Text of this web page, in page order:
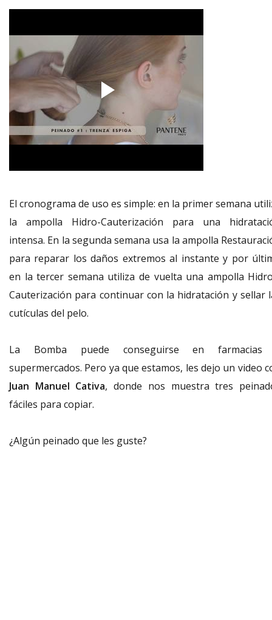
El cronograma de uso es simple: en la primer semana
la ampolla Hidro-Cauterización para una
intensa. En la segunda semana usa la ampolla
para reparar los daños extremos al instante y por
en la tercer semana utiliza de vuelta una ampolla
Cauterización para continuar con la hidratación y sellar
cutículas del pelo.
La Bomba puede conseguirse en
supermercados. Pero ya que estamos, les dejo un video
Juan Manuel Cativa, donde nos muestra tres
fáciles para copiar.
¿Algún peinado que les guste?